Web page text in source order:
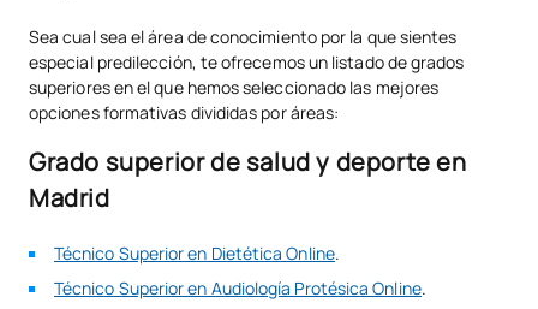
Sea cual sea el área de conocimiento por la que sientes
especial predilección, te ofrecemos un listado de grados
superiores en el que hemos seleccionado las mejores
opciones formativas divididas por áreas:
Grado superior de salud y deporte en
Madrid
Técnico Superior en Dietética Online.
Técnico Superior en Audiología Protésica Online.